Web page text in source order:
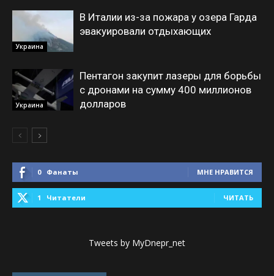
Украина
В Италии из-за пожара у озера Гарда
эвакуировали отдыхающих
Украина
Пентагон закупит лазеры для борьбы
с дронами на сумму 400 миллионов
долларов
0 Фанаты МНЕ НРАВИТСЯ
1 Читатели ЧИТАТЬ
Tweets by MyDnepr_net